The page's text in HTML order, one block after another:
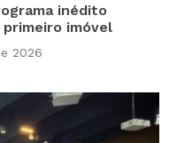
inédito
imóvel
2026